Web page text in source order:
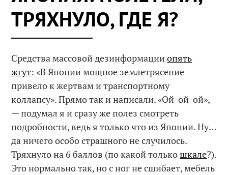
ТРЯХНУЛО, ГДЕ Я?
Средства массовой дезинформацииопять
жгут: «В Японии мощное землетрясение
привело к жертвам и транспортному
коллапсу». Прямо так и написали. «Ой-ой-ой»,
— подумал я и сразу же полез смотреть
подробности, ведь я только что из Японии. Ну…
да ничего особо страшного не случилось.
Тряхнуло на 6 баллов (по какой толькошкале?).
Это нормально так, но с ног не сшибает, мебель